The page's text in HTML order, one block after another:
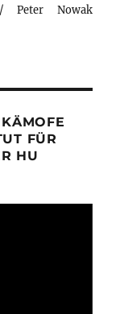
Peter Nowak
FÜR
HU